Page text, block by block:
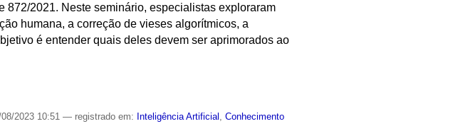
872/2021. Neste seminário, especialistas exploraram
humana, a correção de vieses algorítmicos, a
é entender quais deles devem ser aprimorados ao
08/2023 10:51— registrado em: Inteligência Artificial ,Conhecimento